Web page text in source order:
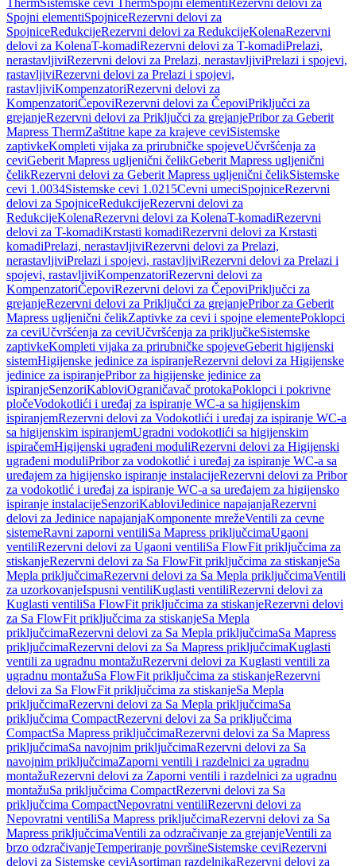
ThermSistemske cevi ThermSpojni elementi Rezervni delovi za
Spojni elementiSpojniceRezervni delovi za
SpojniceRedukcijeRezervni delovi za RedukcijeKolenaRezervni
delovi za KolenaT-komadiRezervni delovi za T-komadiPrelazi,
nerastavljiviRezervni delovi za Prelazi, nerastavljiviPrelazi i spojevi,
rastavljiviRezervni delovi za Prelazi i spojevi,
rastavljiviKompenzatoriRezervni delovi za
KompenzatoriČepoviRezervni delovi za ČepoviPriključci za
grejanjeRezervni delovi za Priključci za grejanjePribor za Geberit
Mapress ThermZaštitne kape za krajeve ceviSistemske
zaptivkeKompleti vijaka za prirubničke spojeveUčvršćenja za
ceviGeberit Mapress ugljenični čelikGeberit Mapress ugljenični
čelikRezervni delovi za Geberit Mapress ugljenični čelikSistemske
cevi 1.0034Sistemske cevi 1.0215Cevni umeciSpojniceRezervni
delovi za SpojniceRedukcijeRezervni delovi za
RedukcijeKolenaRezervni delovi za KolenaT-komadiRezervni
delovi za T-komadiKrstasti komadiRezervni delovi za Krstasti
komadiPrelazi, nerastavljiviRezervni delovi za Prelazi,
nerastavljiviPrelazi i spojevi, rastavljiviRezervni delovi za Prelazi i
spojevi, rastavljiviKompenzatoriRezervni delovi za
KompenzatoriČepoviRezervni delovi za ČepoviPriključci za
grejanjeRezervni delovi za Priključci za grejanjePribor za Geberit
Mapress ugljenični čelikZaptivke za cevi i spojne elementePoklopci
za ceviUčvršćenja za ceviUčvršćenja za priključkeSistemske
zaptivkeKompleti vijaka za prirubničke spojeveGeberit higijenski
sistemHigijenske jedinice za ispiranjeRezervni delovi za Higijenske
jedinice za ispiranjePribor za higijenske jedinice za
ispiranjeSenzoriKabloviOgraničavač protokaPoklopci i pokrivne
pločeVodokotlići i uređaj za ispiranje WC-a sa higijenskim
ispiranjemRezervni delovi za Vodokotlići i uređaj za ispiranje WC-a
sa higijenskim ispiranjemUgradni vodokotlići sa higijenskim
ispiračemHigijenski ugrađeni moduliRezervni delovi za Higijenski
ugrađeni moduliPribor za vodokotlić i uređaj za ispiranje WC-a sa
uređajem za higijensko ispiranje instalacijeRezervni delovi za Pribor
za vodokotlić i uređaj za ispiranje WC-a sa uređajem za higijensko
ispiranje instalacijeSenzoriKabloviJedinice napajanjaRezervni
delovi za Jedinice napajanjaKomponente mrežeVentili za cevne
sistemeRavni zaporni ventiliSa Mapress priključcimaUgaoni
ventiliRezervni delovi za Ugaoni ventiliSa FlowFit priključcima za
stiskanjeRezervni delovi za Sa FlowFit priključcima za stiskanjeSa
Mepla priključcimaRezervni delovi za Sa Mepla priključcimaVentili
za uzorkovanjeIspusni ventiliKuglasti ventiliRezervni delovi za
Kuglasti ventiliSa FlowFit priključcima za stiskanjeRezervni delovi
za Sa FlowFit priključcima za stiskanjeSa Mepla
priključcimaRezervni delovi za Sa Mepla priključcimaSa Mapress
priključcimaRezervni delovi za Sa Mapress priključcimaKuglasti
ventili za ugradnu montažuRezervni delovi za Kuglasti ventili za
ugradnu montažuSa FlowFit priključcima za stiskanjeRezervni
delovi za Sa FlowFit priključcima za stiskanjeSa Mepla
priključcimaRezervni delovi za Sa Mepla priključcimaSa
priključcima CompactRezervni delovi za Sa priključcima
CompactSa Mapress priključcimaRezervni delovi za Sa Mapress
priključcimaSa navojnim priključcimaRezervni delovi za Sa
navojnim priključcimaZaporni ventili i razdelnici za ugradnu
montažuRezervni delovi za Zaporni ventili i razdelnici za ugradnu
montažuSa priključcima CompactRezervni delovi za Sa
priključcima CompactNepovratni ventiliRezervni delovi za
Nepovratni ventiliSa Mapress priključcimaRezervni delovi za Sa
Mapress priključcimaVentili za odzračivanje za grejanjeVentili za
brzo odzračivanjeTemperiranje površineSistemske ceviRezervni
delovi za Sistemske ceviAsortiman razdelnikaRezervni delovi za